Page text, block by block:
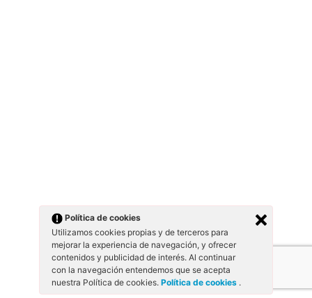
Política de cookies
Utilizamos cookies propias y de terceros para
mejorar la experiencia de navegación, y ofrecer
contenidos y publicidad de interés. Al continuar
con la navegación entendemos que se acepta
nuestra Política de cookies. Política de cookies .